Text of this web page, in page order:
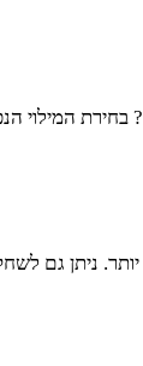
המילוי
ניתן גם